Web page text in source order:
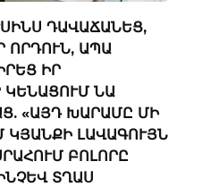
ԴԱՎԱՃԱՆԵՑ,
ՈՐԴՈՒՆ, ԱՊԱ
ԻՐ
ԿԵՆԱՑՈՒՄ ՆԱ
«ԱՅԴ ԽԱՐԱՄԸ ՄԻ
ԿՅԱՆՔԻ ԼԱՎԱԳՈՒՅՆ
ԲՈԼՈՐԸ
ՏՂԱՍ